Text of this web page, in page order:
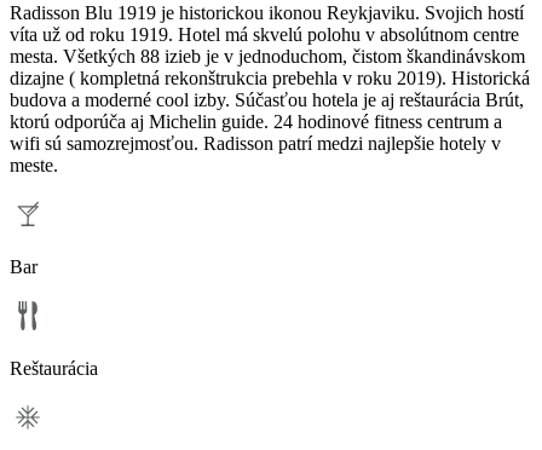
Radisson Blu 1919 je historickou ikonou Reykjaviku. Svojich hostí
víta už od roku 1919. Hotel má skvelú polohu v absolútnom centre
mesta. Všetkých 88 izieb je v jednoduchom, čistom škandinávskom
dizajne ( kompletná rekonštrukcia prebehla v roku 2019). Historická
budova a moderné cool izby. Súčasťou hotela je aj reštaurácia Brút,
ktorú odporúča aj Michelin guide. 24 hodinové fitness centrum a
wifi sú samozrejmosťou. Radisson patrí medzi najlepšie hotely v
meste.
Bar
Reštaurácia